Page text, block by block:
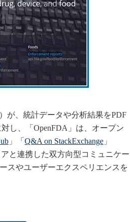
）が、統計データや分析結果をPDF
し、「OpenFDA」は、オープン
」「 Q&A on StackExchange 」
と連携した双方向型コミュニケー
スやユーザーエクスペリエンスを